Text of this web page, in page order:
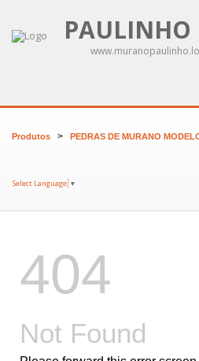
Produtos > PEDRAS DE MURANO
Select Language ▼